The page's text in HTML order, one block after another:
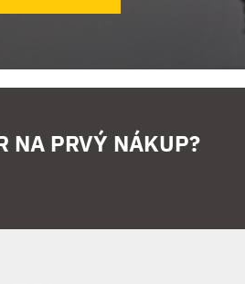
NA PRVÝ NÁKUP?